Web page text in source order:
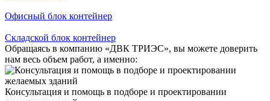
Офисный блок контейнер
Складской блок контейнер
Обращаясь в компанию «ДВК ТРИЭС», вы можете доверить
нам весь объем работ, а именно:
Консультация и помощь в подборе и проектировании